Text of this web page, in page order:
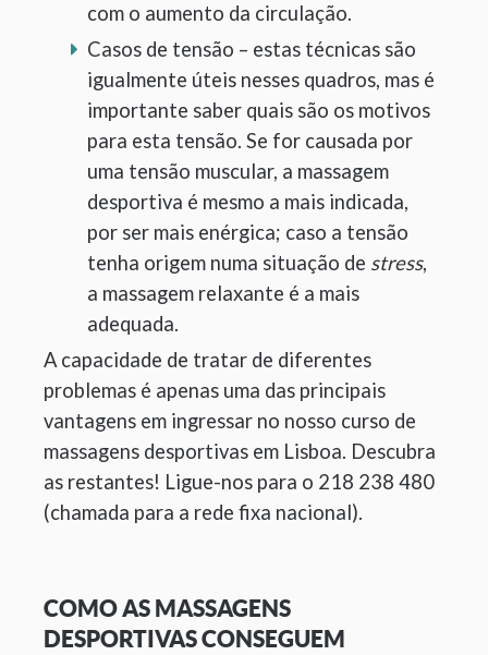
com o aumento da circulação.
Casos de tensão – estas técnicas são
igualmente úteis nesses quadros, mas é
importante saber quais são os motivos
para esta tensão. Se for causada por
uma tensão muscular, a massagem
desportiva é mesmo a mais indicada,
por ser mais enérgica; caso a tensão
tenha origem numa situação de stress,
a massagem relaxante é a mais
adequada.
A capacidade de tratar de diferentes
problemas é apenas uma das principais
vantagens em ingressar no nosso curso de
massagens desportivas em Lisboa. Descubra
as restantes! Ligue-nos para o 218 238 480
(chamada para a rede fixa nacional).
COMO AS MASSAGENS
DESPORTIVAS CONSEGUEM